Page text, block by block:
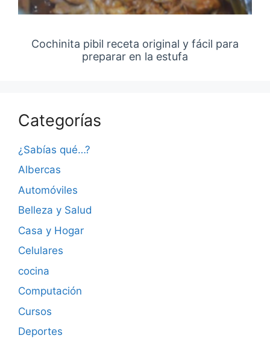
Cochinita pibil receta original y fácil para
preparar en la estufa
Categorías
¿Sabías qué…?
Albercas
Automóviles
Belleza y Salud
Casa y Hogar
Celulares
cocina
Computación
Cursos
Deportes